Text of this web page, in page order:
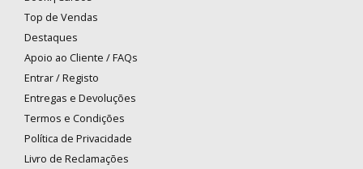
Top de Vendas
Destaques
Apoio ao Cliente / FAQs
Entrar / Registo
Entregas e Devoluções
Termos e Condições
Política de Privacidade
Livro de Reclamações